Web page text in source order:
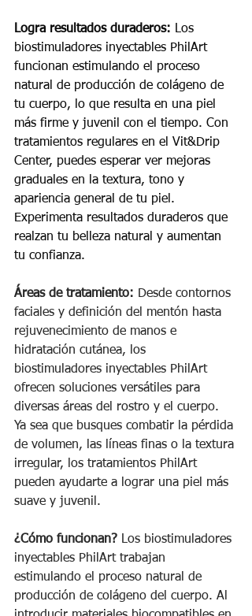
Logra resultados duraderos: Los
biostimuladores inyectables PhilArt
funcionan estimulando el proceso
natural de producción de colágeno de
tu cuerpo, lo que resulta en una piel
más firme y juvenil con el tiempo. Con
tratamientos regulares en el Vit&Drip
Center, puedes esperar ver mejoras
graduales en la textura, tono y
apariencia general de tu piel.
Experimenta resultados duraderos que
realzan tu belleza natural y aumentan
tu confianza.
Áreas de tratamiento: Desde contornos
faciales y definición del mentón hasta
rejuvenecimiento de manos e
hidratación cutánea, los
biostimuladores inyectables PhilArt
ofrecen soluciones versátiles para
diversas áreas del rostro y el cuerpo.
Ya sea que busques combatir la pérdida
de volumen, las líneas finas o la textura
irregular, los tratamientos PhilArt
pueden ayudarte a lograr una piel más
suave y juvenil.
¿Cómo funcionan? Los biostimuladores
inyectables PhilArt trabajan
estimulando el proceso natural de
producción de colágeno del cuerpo. Al